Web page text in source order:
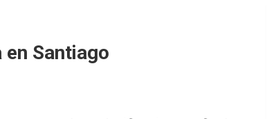
en Santiago